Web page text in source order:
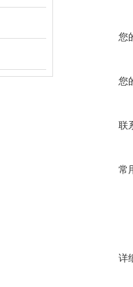
您
您
联
常
详